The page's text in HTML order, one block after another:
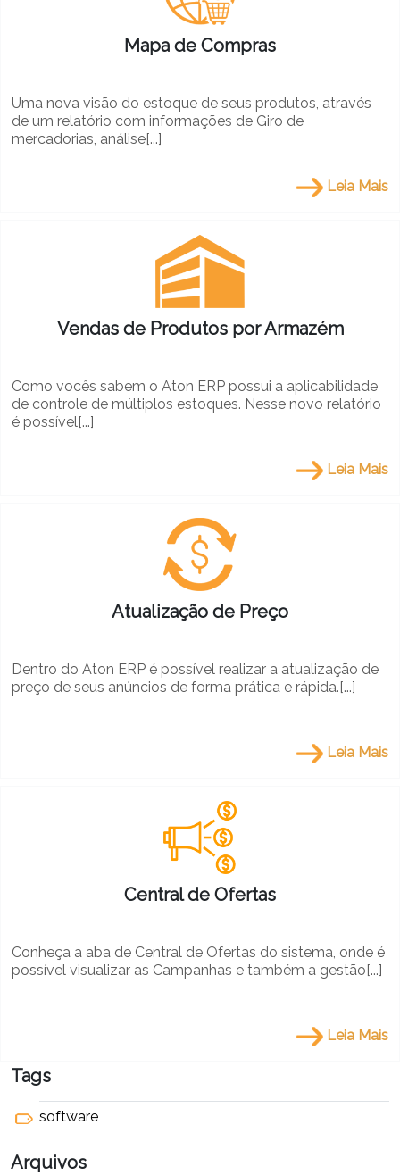
Mapa de Compras
Uma nova visão do estoque de seus produtos, através
de um relatório com informações de Giro de
mercadorias, análise[...]
Leia Mais
Vendas de Produtos por Armazém
Como vocês sabem o Aton ERP possui a aplicabilidade
de controle de múltiplos estoques. Nesse novo relatório
é possível[...]
Leia Mais
Atualização de Preço
Dentro do Aton ERP é possível realizar a atualização de
preço de seus anúncios de forma prática e rápida.[...]
Leia Mais
Central de Ofertas
Conheça a aba de Central de Ofertas do sistema, onde é
possível visualizar as Campanhas e também a gestão[...]
Leia Mais
Tags
software
Arquivos